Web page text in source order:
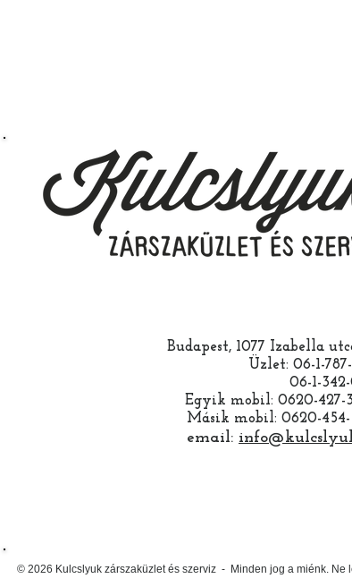
Budapest, 1077 Izabella
Üzlet: 06-1-
06-1-
Egyik mobil: 0620-427-
Másik mobil: 0620-454-
email:
© 2026 Kulcslyuk zárszaküzlet és szerviz - Minden jog a miénk. Ne